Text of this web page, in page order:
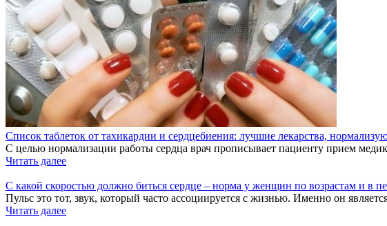
Список таблеток от тахикардии и сердцебиения: лучшие лекарства,
С целью нормализации работы сердца врач прописывает пациенту прием
Читать далее
С какой скоростью должно биться сердце – норма у женщин по возрастам и в
Пульс это тот, звук, который часто ассоциируется с жизнью. Именно он
Читать далее